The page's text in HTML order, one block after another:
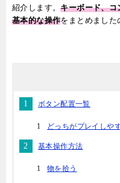
紹介します。キーボード、コ
基本的な操作をまとめました
ボタン配置一覧
どっちがプレイしや
基本操作方法
物を拾う